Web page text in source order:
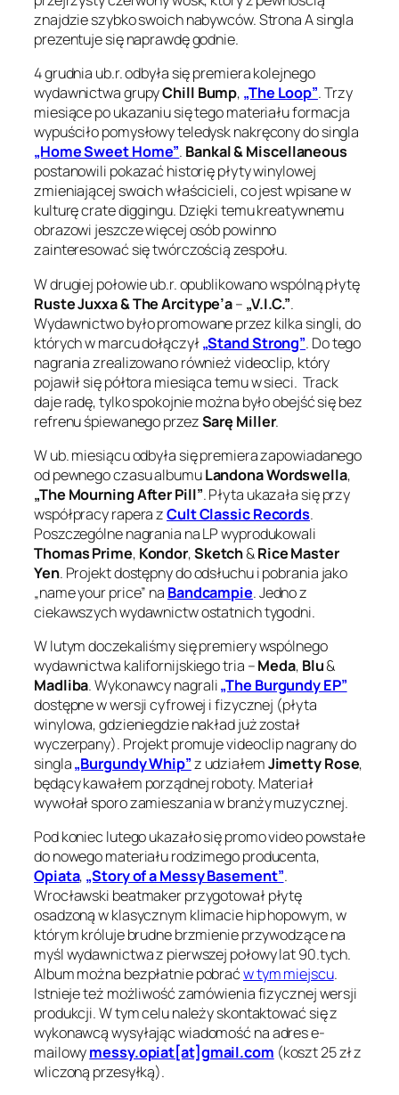
znajdzie szybko swoich nabywców. Strona A singla
prezentuje się naprawdę godnie.
4 grudnia ub.r. odbyła się premiera kolejnego
wydawnictwa grupyChill Bump, „The Loop”. Trzy
miesiące po ukazaniu się tego materiału formacja
wypuściło pomysłowy teledysk nakręcony do singla
„Home Sweet Home”. Bankal & Miscellaneous
postanowili pokazać historię płyty winylowej
zmieniającej swoich właścicieli, co jest wpisane w
kulturę crate diggingu. Dzięki temu kreatywnemu
obrazowi jeszcze więcej osób powinno
zainteresować się twórczością zespołu.
W drugiej połowie ub.r. opublikowano wspólną płytę
Ruste Juxxa & The Arcitype’a– „V.I.C.”.
Wydawnictwo było promowane przez kilka singli, do
których w marcu dołączył„Stand Strong”. Do tego
nagrania zrealizowano również videoclip, który
pojawił się półtora miesiąca temu w sieci. Track
daje radę, tylko spokojnie można było obejść się bez
refrenu śpiewanego przezSarę Miller.
W ub. miesiącu odbyła się premiera zapowiadanego
od pewnego czasu albumuLandona Wordswella,
„The Mourning After Pill”. Płyta ukazała się przy
współpracy rapera zCult Classic Records.
Poszczególne nagrania na LP wyprodukowali
Thomas Prime, Kondor,Sketch&Rice Master
Yen. Projekt dostępny do odsłuchu i pobrania jako
„name your price” na Bandcampie. Jedno z
ciekawszych wydawnictw ostatnich tygodni.
W lutym doczekaliśmy się premiery wspólnego
wydawnictwa kalifornijskiego tria –Meda, Blu&
Madliba. Wykonawcy nagrali„The Burgundy EP”
dostępne w wersji cyfrowej i fizycznej (płyta
winylowa, gdzieniegdzie nakład już został
wyczerpany). Projekt promuje videoclip nagrany do
singla„Burgundy Whip”z udziałemJimetty Rose,
będący kawałem porządnej roboty. Materiał
wywołał sporo zamieszania w branży muzycznej.
Pod koniec lutego ukazało się promo video powstałe
do nowego materiału rodzimego producenta,
Opiata, „Story of a Messy Basement”.
Wrocławski beatmaker przygotował płytę
osadzoną w klasycznym klimacie hip hopowym, w
którym króluje brudne brzmienie przywodzące na
myśl wydawnictwa z pierwszej połowy lat 90.tych.
Album można bezpłatnie pobraćw tym miejscu.
Istnieje też możliwość zamówienia fizycznej wersji
produkcji. W tym celu należy skontaktować się z
wykonawcą wysyłając wiadomość na adres e-
mailowymessy.opiat[at]gmail.com (koszt 25 zł z
wliczoną przesyłką).